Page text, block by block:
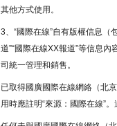
其他方式使用。
3、“國際在線”自有版權信息（
道”“國際在線XX報道”等信息
司統一管理和銷售。
已取得國廣國際在線網絡（北
用時應註明“來源：國際在線”